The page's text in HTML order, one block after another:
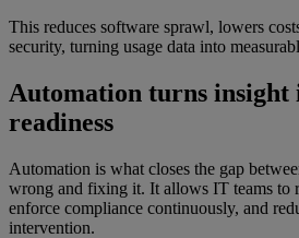
This reduces software sprawl, lowers
security, turning usage data into
Automation turns insight
readiness
Automation is what closes the gap
wrong and fixing it. It allows IT teams to
enforce compliance continuously, and
intervention.